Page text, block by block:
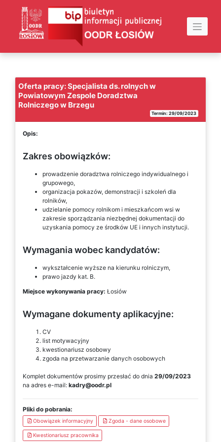
Oferta pracy: Specjalista ds. rolnych w
Powiatowym Zespole Doradztwa
Rolniczego w Brzegu
Termin: 29/09/2023
Opis:
Zakres obowiązków:
prowadzenie doradztwa rolniczego indywidualnego i
grupowego,
organizacja pokazów, demonstracji i szkoleń dla
rolników,
udzielanie pomocy rolnikom i mieszkańcom wsi w
zakresie sporządzania niezbędnej dokumentacji do
uzyskania pomocy ze środków UE i innych instytucji.
Wymagania wobec kandydatów:
wykształcenie wyższe na kierunku rolniczym,
prawo jazdy kat. B.
Miejsce wykonywania pracy: Łosiów
Wymagane dokumenty aplikacyjne:
CV
list motywacyjny
kwestionariusz osobowy
zgoda na przetwarzanie danych osobowych
Komplet dokumentów prosimy przesłać do dnia 29/09/2023
na adres e-mail: kadry@oodr.pl
Pliki do pobrania:
Obowiązek informacyjny Zgoda - dane osobowe
Kwestionariusz pracownika